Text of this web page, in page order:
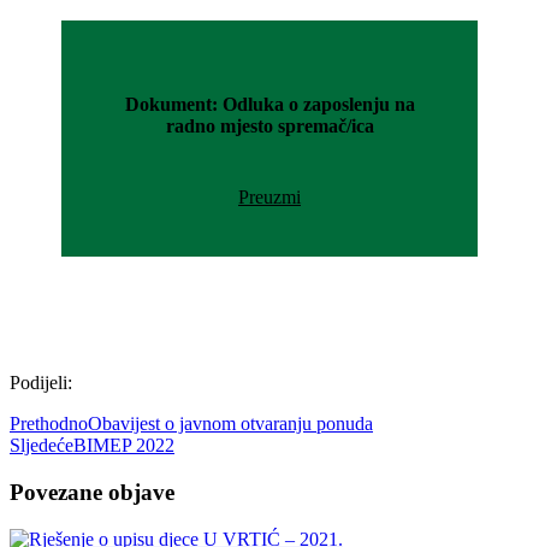
Dokument: Odluka o zaposlenju na
radno mjesto spremač/ica
Preuzmi
Podijeli:
PrethodnoObavijest o javnom otvaranju ponuda
SljedećeBIMEP 2022
Povezane objave